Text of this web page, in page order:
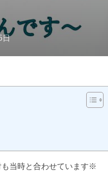
日
当時と合わせています※